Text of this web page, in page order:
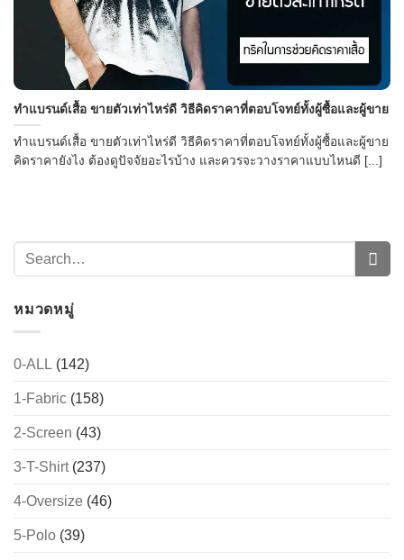
ทำแบรนด์เสื้อ ขายตัวเท่าไหร่ดี วิธีคิดราคาที่ตอบโจทย์ทั้งผู้ซื้อและผู้ขาย
ทำแบรนด์เสื้อ ขายตัวเท่าไหร่ดี วิธีคิดราคาที่ตอบโจทย์ทั้งผู้ซื้อและผู้ขาย
คิดราคายังไง ต้องดูปัจจัยอะไรบ้าง และควรจะวางราคาแบบไหนดี [...]
หมวดหมู่
0-ALL (142)
1-Fabric (158)
2-Screen (43)
3-T-Shirt(237)
4-Oversize (46)
5-Polo (39)